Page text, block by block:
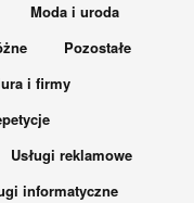
Moda i uroda
Pozostałe
i firmy
Usługi reklamowe
informatyczne